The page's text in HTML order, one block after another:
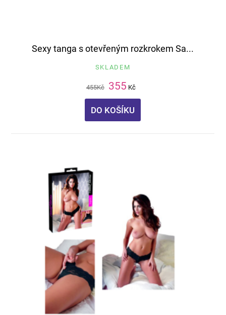
Sexy tanga s otevřeným rozkrokem Sa...
SKLADEM
455Kč 355 Kč
DO KOŠÍKU